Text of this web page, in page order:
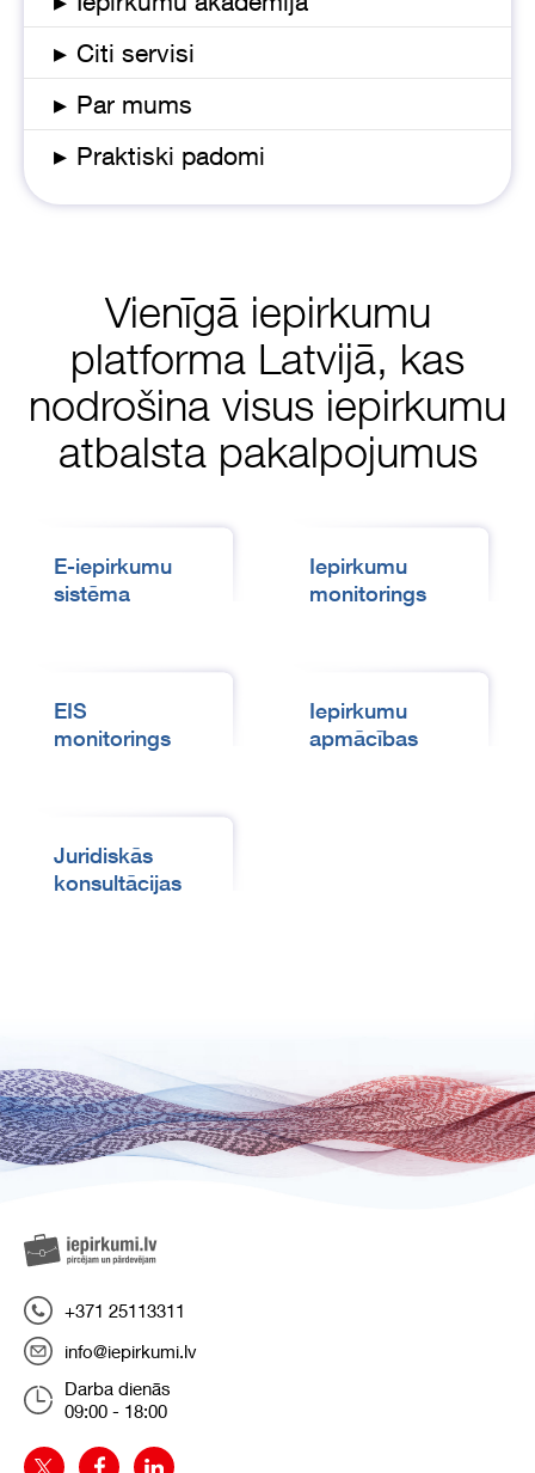
▸ Citi servisi
▸ Par mums
▸ Praktiski padomi
Vienīgā iepirkumu
platforma Latvijā, kas
nodrošina visus iepirkumu
atbalsta pakalpojumus
E-iepirkumu
sistēma
Iepirkumu
monitorings
EIS
monitorings
Iepirkumu
apmācības
Juridiskās
konsultācijas
+371 25113311
info@iepirkumi.lv
Darba dienās
09:00 - 18:00